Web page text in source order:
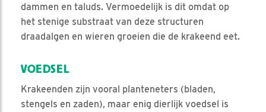
dammen en taluds. Vermoedelijk is dit omdat op
het stenige substraat van deze structuren
draadalgen en wieren groeien die de krakeend eet.
VOEDSEL
Krakeenden zijn vooral planteneters (bladen,
stengels en zaden), maar enig dierlijk voedsel is